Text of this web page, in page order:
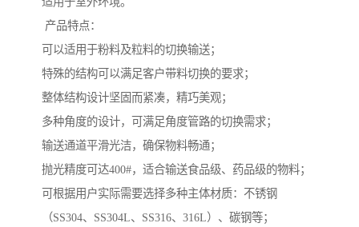
产品特点：
可以适用于粉料及粒料的切换输送；
特殊的结构可以满足客户带料切换的要求；
整体结构设计坚固而紧凑，精巧美观；
多种角度的设计，可满足角度管路的切换需求；
输送通道平滑光洁，确保物料畅通；
抛光精度可达400#，适合输送食品级、药品级的物料；
可根据用户实际需要选择多种主体材质：不锈钢
（SS304、SS304L、SS316、316L）、碳钢等；